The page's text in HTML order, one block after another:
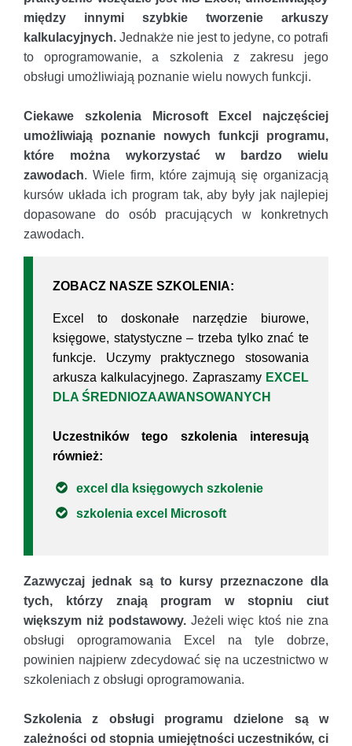
między innymi szybkie tworzenie arkuszy
kalkulacyjnych. Jednakże nie jest to jedyne, co potrafi
to oprogramowanie, a szkolenia z zakresu jego
obsługi umożliwiają poznanie wielu nowych funkcji.
Ciekawe szkolenia Microsoft Excel najczęściej
umożliwiają poznanie nowych funkcji programu,
które można wykorzystać w bardzo wielu
zawodach. Wiele firm, które zajmują się organizacją
kursów układa ich program tak, aby były jak najlepiej
dopasowane do osób pracujących w konkretnych
zawodach.
ZOBACZ NASZE SZKOLENIA:
Excel to doskonałe narzędzie biurowe,
księgowe, statystyczne – trzeba tylko znać te
funkcje. Uczymy praktycznego stosowania
arkusza kalkulacyjnego. Zapraszamy EXCEL
DLA ŚREDNIOZAAWANSOWANYCH
Uczestników tego szkolenia interesują
również:
excel dla księgowych szkolenie
szkolenia excel Microsoft
Zazwyczaj jednak są to kursy przeznaczone dla
tych, którzy znają program w stopniu ciut
większym niż podstawowy. Jeżeli więc ktoś nie zna
obsługi oprogramowania Excel na tyle dobrze,
powinien najpierw zdecydować się na uczestnictwo w
szkoleniach z obsługi oprogramowania.
Szkolenia z obsługi programu dzielone są w
zależności od stopnia umiejętności uczestników, ci